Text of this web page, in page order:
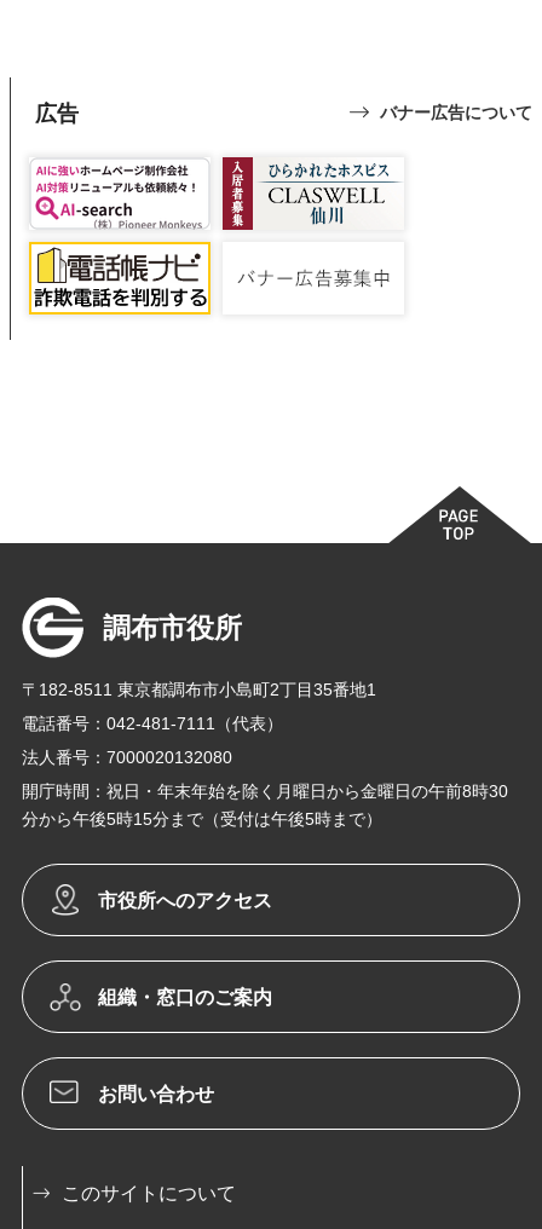
広告 バナー広告について
調布市役所
〒182-8511 東京都調布市小島町2丁目35番地1
電話番号：042-481-7111（代表）
法人番号：7000020132080
開庁時間：祝日・年末年始を除く月曜日から金曜日の午前8時30
分から午後5時15分まで（受付は午後5時まで）
市役所へのアクセス
組織・窓口のご案内
お問い合わせ
このサイトについて